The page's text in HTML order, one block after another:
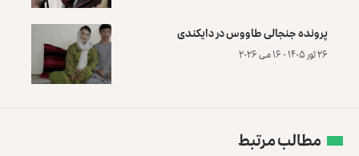
پرونده‌ جنجالی طاووس در دایکندی
۲۶ ثور ۱۴۰۵ - ۱۶ می ۲۰۲۶
مطالب مرتبط